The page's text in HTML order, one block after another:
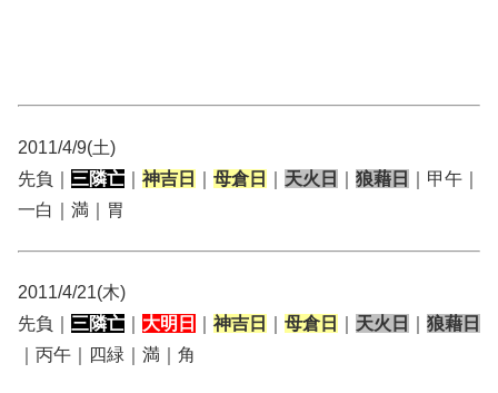
2011/4/9(土)
先負｜ 三隣亡 神吉日 母倉日 天火日 狼藉日
｜甲午｜
一白｜満｜胃
2011/4/21(木)
先負｜ 三隣亡 大明日 神吉日 母倉日 天火日
狼藉日
｜丙午｜四緑｜満｜角